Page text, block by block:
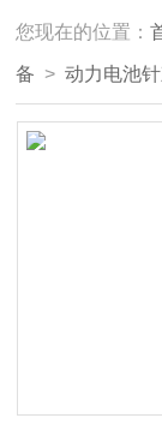
您现在的位置：
备 >动力电池